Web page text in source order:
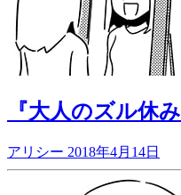
『大人のズル休
アリシー 2018年4月14日